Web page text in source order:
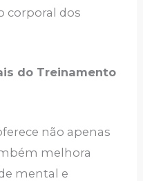
corporal dos
do Treinamento
não apenas
melhora
mental e